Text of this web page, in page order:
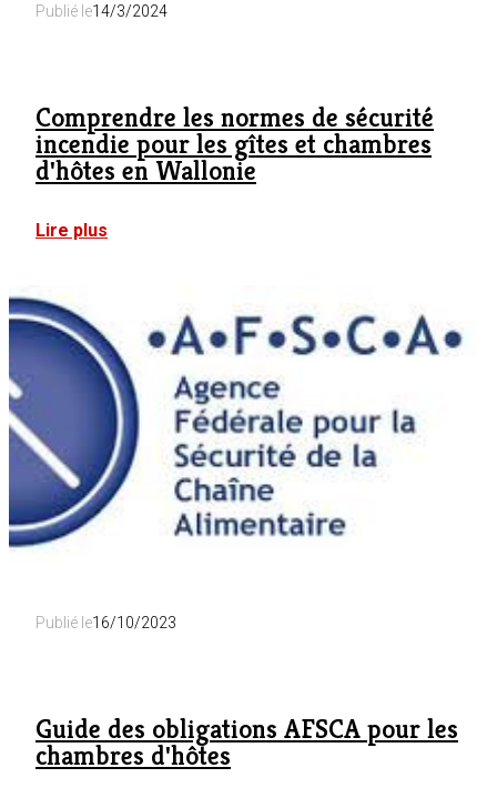
Publié le14/3/2024
Comprendre les normes de sécurité
incendie pour les gîtes et chambres
d'hôtes en Wallonie
Lire plus
sécurité
incendie
pour
les
gîtes
et
chambres
d'hôtes
en
Wallonie
Publié le16/10/2023
Guide des obligations AFSCA pour les
chambres d'hôtes